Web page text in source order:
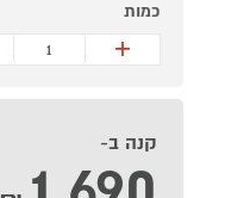
כמות
+
קנה ב-